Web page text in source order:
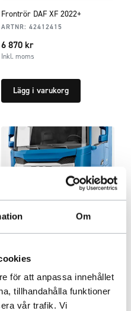
Om
för att anpassa innehållet
tillhandahålla funktioner
vår trafik. Vi
Frontrör DAF XF 2022+
ARTNR: 42412415
6 870 kr
Inkl. moms
Lägg i varukorg
Frontrör med led DAF XF 2022+
8 745kr
Inkl. moms